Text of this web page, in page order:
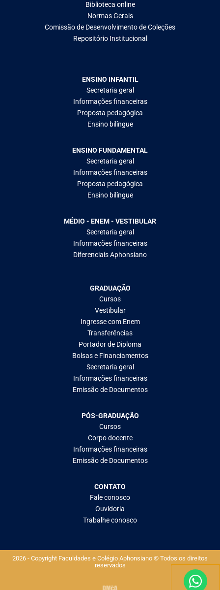
Biblioteca online
Normas Gerais
Comissão de Desenvolvimento de Coleções
Repositório Institucional
ENSINO INFANTIL
Secretaria geral
Informações financeiras
Proposta pedagógica
Ensino bilíngue
ENSINO FUNDAMENTAL
Secretaria geral
Informações financeiras
Proposta pedagógica
Ensino bilíngue
MÉDIO - ENEM - VESTIBULAR
Secretaria geral
Informações financeiras
Diferenciais Aphonsiano
GRADUAÇÃO
Cursos
Vestibular
Ingresse com Enem
Transferências
Portador de Diploma
Bolsas e Financiamentos
Secretaria geral
Informações financeiras
Emissão de Documentos
PÓS-GRADUAÇÃO
Cursos
Corpo docente
Informações financeiras
Emissão de Documentos
CONTATO
Fale conosco
Ouvidoria
Trabalhe conosco
2026 - Copyright Faculdades e Colégio Aphonsiano © Todos os direitos
reservados​